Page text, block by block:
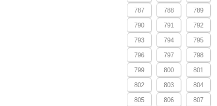
787 788 789
790 791 792
793 794 795
796 797 798
799 800 801
802 803 804
805 806 807